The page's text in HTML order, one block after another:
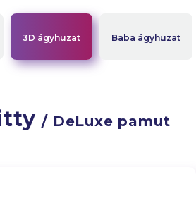
3D ágyhuzat Baba ágyhuzat
/ DeLuxe pamut